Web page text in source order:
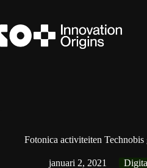
de
inhoud
Fotonica activiteiten
januari 2, 2021